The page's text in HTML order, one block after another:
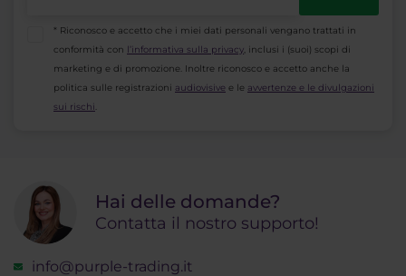
* Riconosco e accetto che i miei dati personali vengano trattati in
conformità con l’informativa sulla privacy, inclusi i (suoi) scopi di
marketing e di promozione. Inoltre riconosco e accetto anche la
politica sulle registrazioni audiovisive e le avvertenze e le divulgazioni
sui rischi.
Hai delle domande?
Contatta il nostro supporto!
info@purple-trading.it